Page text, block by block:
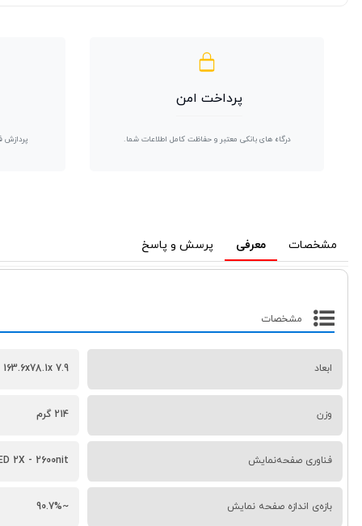
پرداخت امن
درگاه های بانکی معتبر و حفاظت کامل اطلاعات شما. پردازش
مشخصات معرفی پرسش و پاسخ
مشخصات
ابعاد 163.6x78.1x 7.9 میلی‌ متر
وزن 214 گرم
فناوری صفحه‌نمایش 2X - 2600nit -
بازه‌ی اندازه صفحه نمایش ~90.7%